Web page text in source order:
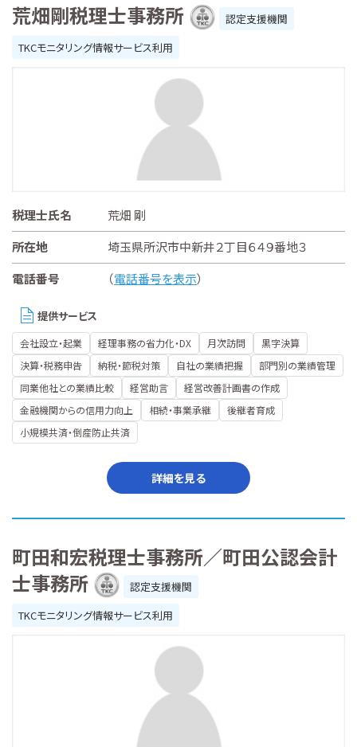
荒畑剛税理士事務所
認定支援機関
TKCモニタリング情報サービス利用
税理士氏名
荒畑 剛
所在地
埼玉県所沢市中新井２丁目６４９番地３
電話番号
（電話番号を表示）
提供サービス
会社設立・起業 経理事務の省力化・DX 月次訪問
黒字決算
決算・税務申告
納税・節税対策 自社の業績把握
部門別の業績管理
同業他社との業績比較
経営助言
経営改善計画書の作成
金融機関からの信用力向上
相続・事業承継
後継者育成
小規模共済・倒産防止共済
詳細を見る
町田和宏税理士事務所／町田公認会計
士事務所
認定支援機関
TKCモニタリング情報サービス利用